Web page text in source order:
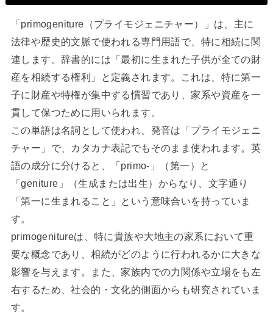
「primogeniture（プライモジェニチャー）」は、主に
法律や歴史的文脈で使われる専門用語で、特に相続に関
連します。辞書的には「最初に生まれた子供が全ての財
産を相続する権利」と定義されます。これは、特に第一
子に財産や特権が集中する慣習であり、家系や資産を一
貫して保つために用いられます。
この単語は名詞として使われ、発音は「プライモジェニ
チャー」で、カタカナ表記でもそのまま使われます。英
語の成分に分けると、「primo-」（第一）と
「geniture」（生成または出生）からなり、文字通り
「第一に生まれること」という意味合いを持っていま
す。
primogenitureは、特に貴族や大地主の家系において重
要な概念であり、相続がどのように行われるかに大きな
影響を与えます。また、家族内での力関係や立場をも左
右するため、社会的・文化的側面からも研究されていま
す。